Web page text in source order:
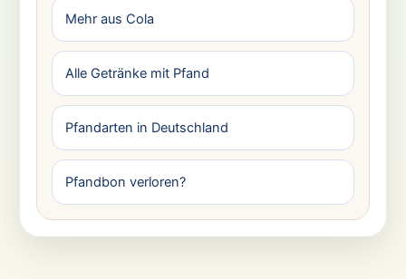
Mehr aus Cola
Alle Getränke mit Pfand
Pfandarten in Deutschland
Pfandbon verloren?